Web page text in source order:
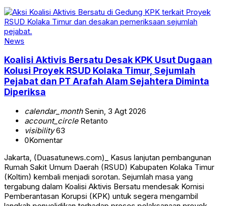
News
Koalisi Aktivis Bersatu Desak KPK Usut Dugaan
Kolusi Proyek RSUD Kolaka Timur, Sejumlah
Pejabat dan PT Arafah Alam Sejahtera Diminta
Diperiksa
calendar_monthSenin, 3 Agt 2026
account_circleRetanto
visibility63
0Komentar
Jakarta, (Duasatunews.com)_ Kasus lanjutan pembangunan
Rumah Sakit Umum Daerah (RSUD) Kabupaten Kolaka Timur
(Koltim) kembali menjadi sorotan. Sejumlah masa yang
tergabung dalam Koalisi Aktivis Bersatu mendesak Komisi
Pemberantasan Korupsi (KPK) untuk segera mengambil